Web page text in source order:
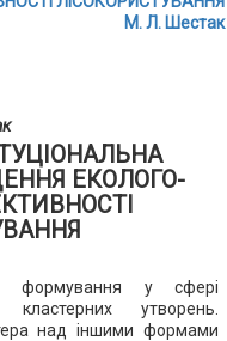
М. Л. Шестак
ЕКОЛОГО-
формування у сфері
кластерних утворень.
над іншими формами